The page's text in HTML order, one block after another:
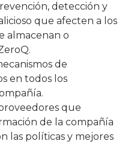
detección y
que afecten a los
almacenan o
de
en todos los
que
de la compañía
las políticas y mejores